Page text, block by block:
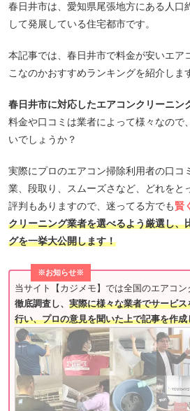
春日井市は、愛知県尾張地方にある人口
して発展している住宅都市です。
本記事では、春日井市で料金が安いエア
こなのかおすすめランキングを紹介しま
春日井市に対応したエアコンクリーニン
料金や口コミは業者によって様々なので
いでしょうか？
実際にプロのエアコン掃除利用者の口コ
業、段取り、スムーズさなど、どれをと
評判もありますので、迷ってる方でも賢
クリーニング業者を選べるよう厳選し、
グを一挙大公開します！
※お知らせ※
当サイト【カジメモ】では全国のエアコ
徹底調査し、 実際に様々な業者でサービ
行い、プロの意見を聞いた上で記事を作成